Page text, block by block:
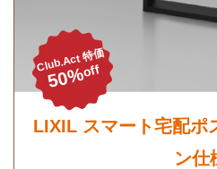
Club.Act 特価
50%off
LIXIL スマート宅配
ン仕